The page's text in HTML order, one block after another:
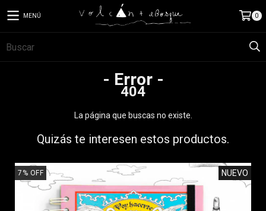
MENÚ 0
- Error -
404
La página que buscas no existe.
Quizás te interesen estos productos.
7 % OFF NUEVO